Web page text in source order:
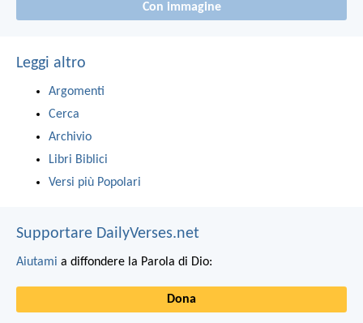
Con immagine
Leggi altro
Argomenti
Cerca
Archivio
Libri Biblici
Versi più Popolari
Supportare DailyVerses.net
Aiutami a diffondere la Parola di Dio:
Dona